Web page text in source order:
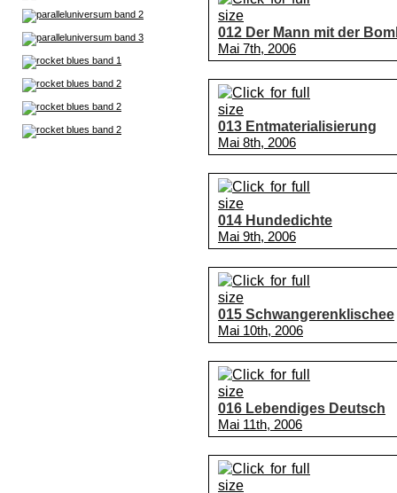
012 Der Mann mit der
Mai 7th, 2006
013 Entmaterialisierung
Mai 8th, 2006
014 Hundedichte
Mai 9th, 2006
015 Schwangerenklischee
Mai 10th, 2006
016 Lebendiges Deutsch
Mai 11th, 2006